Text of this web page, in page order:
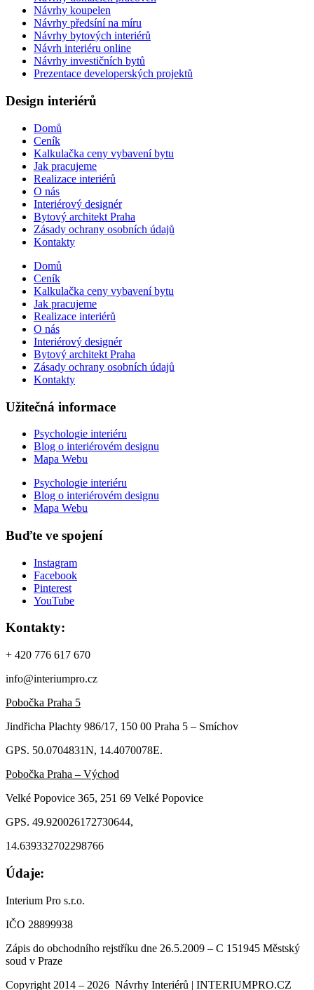
Návrhy koupelen
Návrhy předsíní na míru
Návrhy bytových interiérů
Návrh interiéru online
Návrhy investičních bytů
Prezentace developerských projektů
Design interiérů
Domů
Ceník
Kalkulačka ceny vybavení bytu
Jak pracujeme
Realizace interiérů
O nás
Interiérový designér
Bytový architekt Praha
Zásady ochrany osobních údajů
Kontakty
Domů
Ceník
Kalkulačka ceny vybavení bytu
Jak pracujeme
Realizace interiérů
O nás
Interiérový designér
Bytový architekt Praha
Zásady ochrany osobních údajů
Kontakty
Užitečná informace
Psychologie interiéru
Blog o interiérovém designu
Mapa Webu
Psychologie interiéru
Blog o interiérovém designu
Mapa Webu
Buďte ve spojení
Instagram
Facebook
Pinterest
YouTube
Kontakty:
+ 420 776 617 670
info@interiumpro.cz
Pobočka Praha 5
Jindřicha Plachty 986/17, 150 00 Praha 5 – Smíchov
GPS. 50.0704831N, 14.4070078E.
Pobočka Praha – Východ
Velké Popovice 365, 251 69 Velké Popovice
GPS. 49.920026172730644,
14.639332702298766
Údaje:
Interium Pro s.r.o.
IČO 28899938
Zápis do obchodního rejstříku dne 26.5.2009 – C 151945 Městský
soud v Praze
Copyright 2014 – 2026 Návrhy Interiérů | INTERIUMPRO.CZ